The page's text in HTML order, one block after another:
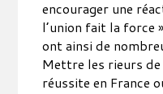
encourager une
l’union fait la force
ont ainsi de
Mettre les rieurs de
réussite en France